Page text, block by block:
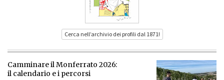
Cerca nell’archivio dei profili dal 1871!
Camminare il Monferrato 2026:
il calendario e i percorsi